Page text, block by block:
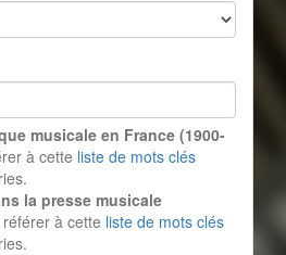
musicale en France (1900-
à cette liste de mots clés
la presse musicale
à cette liste de mots clés